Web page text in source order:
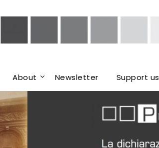
About Newsletter Support us